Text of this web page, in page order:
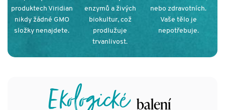
produktech Viridian
nikdy žádné GMO
složky nenajdete.
enzymů a živých
biokultur, což
prodlužuje
trvanlivost.
nebo zdravotních.
Vaše tělo je
nepotřebuje.
Ekologickébalení